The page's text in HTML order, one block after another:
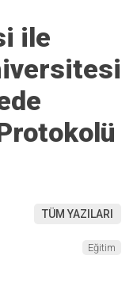
ile
TÜM YAZILARI
Eğitim